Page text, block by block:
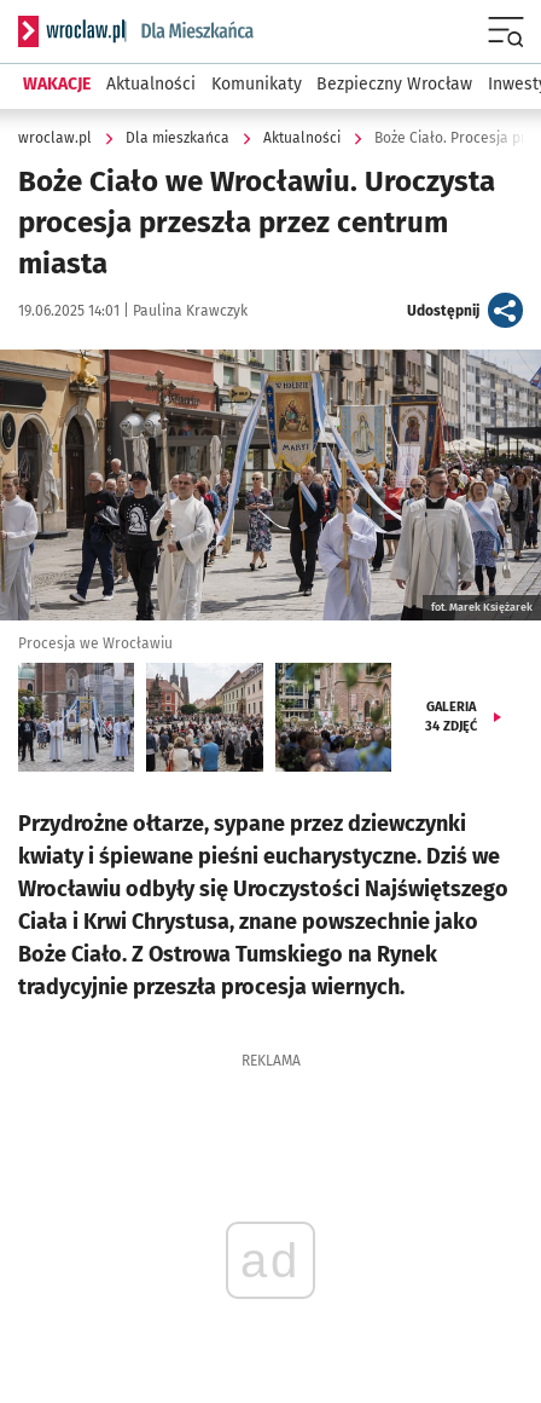
Serwis informacyjny wroclaw.pl podserwis: Dla mieszkańca
WAKACJE Aktualności Komunikaty Bezpieczny Wrocław
wroclaw.pl Dla mieszkańca Aktualności Boże Ciało. Procesja
Boże Ciało we Wrocławiu. Uroczysta
procesja przeszła przez centrum
miasta
Data publikacji:
19.06.2025 14:01 | Autor:
Paulina Krawczyk Udostępnijartykuł
Kliknij, aby zobaczyć galerię
fot. Marek Księżarek
Procesja we Wrocławiu
GALERIA
34 ZDJĘĆ
Przydrożne ołtarze, sypane przez dziewczynki
kwiaty i śpiewane pieśni eucharystyczne. Dziś we
Wrocławiu odbyły się Uroczystości Najświętszego
Ciała i Krwi Chrystusa, znane powszechnie jako
Boże Ciało. Z Ostrowa Tumskiego na Rynek
tradycyjnie przeszła procesja wiernych.
REKLAMA
ad